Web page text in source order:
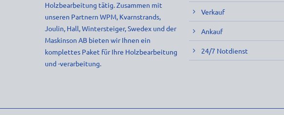
Holzbearbeitung tätig. Zusammen mit
unseren Partnern WPM, Kvarnstrands,
Joulin, Hall, Wintersteiger, Swedex und der
Maskinson AB bieten wir Ihnen ein
komplettes Paket für Ihre Holzbearbeitung
und -verarbeitung.
Verkauf
Ankauf
24/7 Notdienst